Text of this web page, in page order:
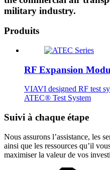
military industry.
Produits
RF Expansion
VIAVI designed RF test
ATEC® Test System
Suivi à chaque étape
Nous assurons l’assistance, les
ainsi que les ressources qu’il
maximiser la valeur de vos